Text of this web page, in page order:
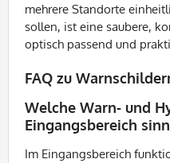
mehrere Standorte
sollen, ist eine saubere,
optisch passend und
FAQ zu
Welche Warn- und
Eingangsbereich
Im Eingangsbereich